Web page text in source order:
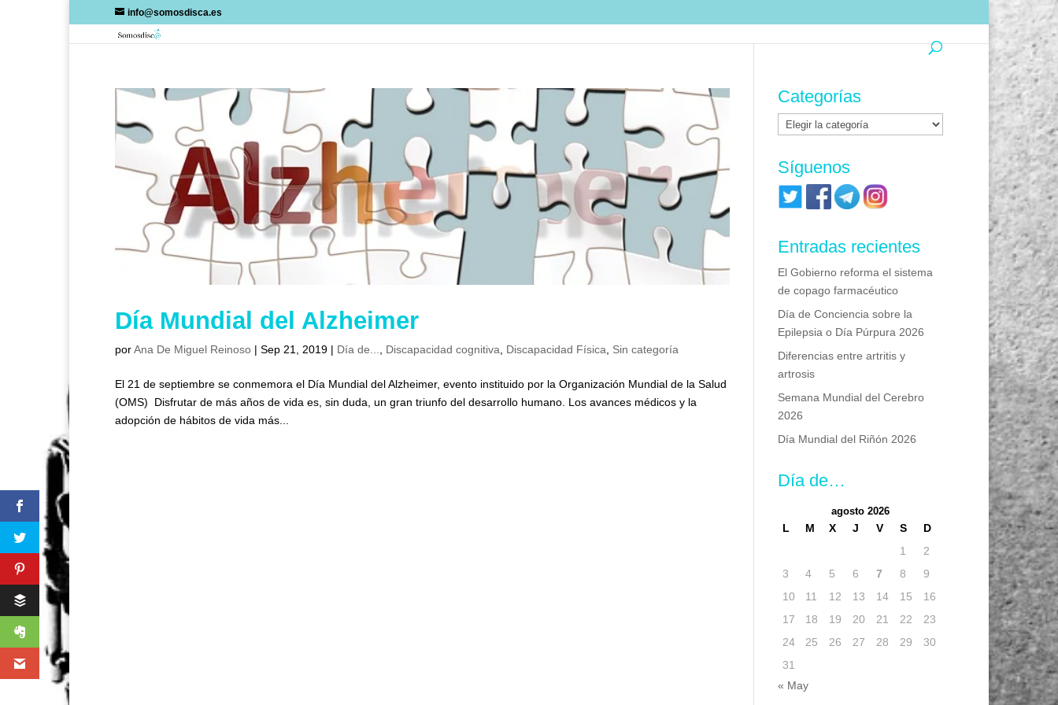
info@somosdisca.es
Día Mundial del Alzheimer
porAna De Miguel Reinoso |Sep 21, 2019 | Día de... Discapacidad cognitiva Discapacidad Física Sin categoría
El 21 de septiembre se conmemora el Día Mundial del Alzheimer, evento instituido por la Organización Mundial de la Salud
(OMS) Disfrutar de más años de vida es, sin duda, un gran triunfo del desarrollo humano. Los avances médicos y la
adopción de hábitos de vida más...
Categorías
Categorías
Síguenos
Entradas recientes
El Gobierno reforma el sistema
de copago farmacéutico
Día de Conciencia sobre la
Epilepsia o Día Púrpura 2026
Diferencias entre artritis y
artrosis
Semana Mundial del Cerebro
2026
Día Mundial del Riñón 2026
Día de…
agosto 2026
L M X J V S
D
1
2
3
4 5 6 7 8
9
10
11 12 13 14 15
16
17
18 19 20 21 22
23
24
25 26 27 28 29
30
31
« May